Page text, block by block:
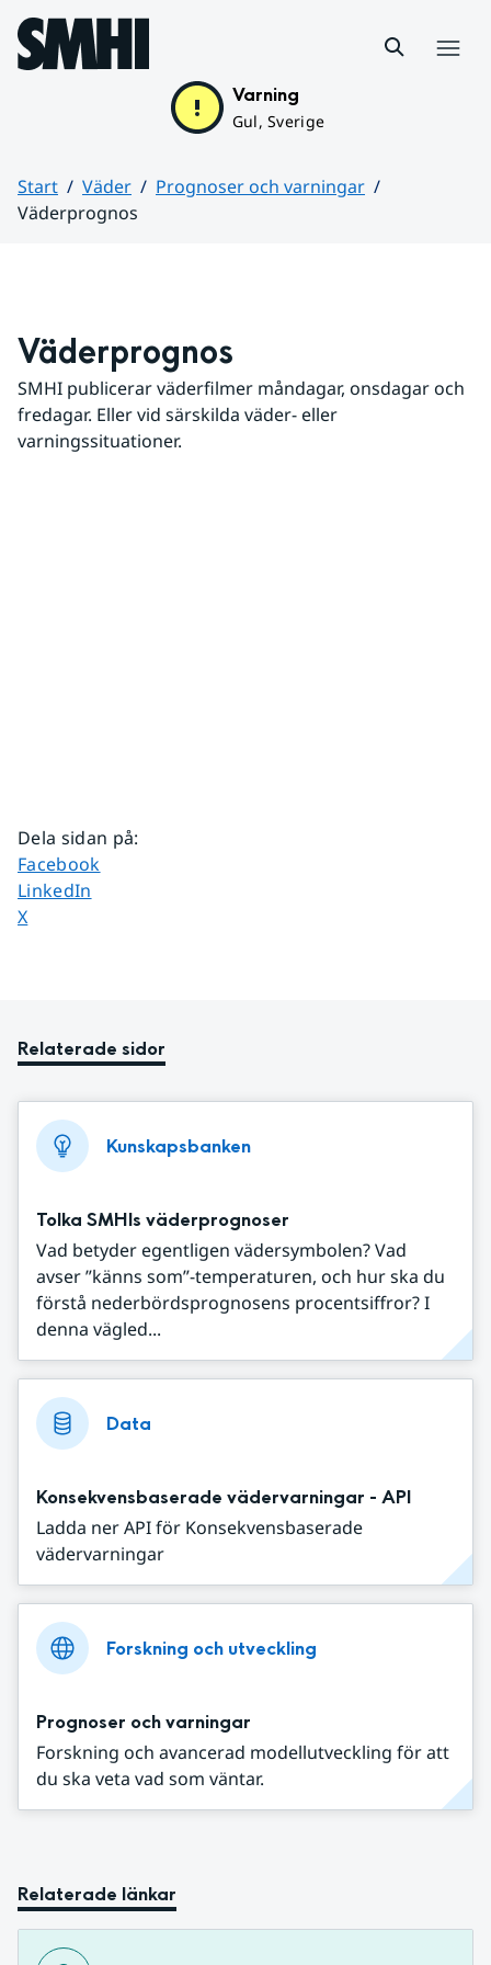
Hoppa till sidans innehåll
Varning
Gul, Sverige
Start Väder
Prognoser och varningar
Väderprognos
Väderprognos
SMHI publicerar väderfilmer måndagar, onsdagar och
fredagar. Eller vid särskilda väder- eller
varningssituationer.
Dela sidan på:
Dela sidan på
Facebook
Dela sidan på
LinkedIn
Dela sidan på
X
Relaterade sidor
Kunskapsbanken
Tolka SMHIs väderprognoser
Vad betyder egentligen vädersymbolen? Vad
avser ”känns som”-temperaturen, och hur ska du
förstå nederbördsprognosens procentsiffror? I
denna vägled...
Data
Konsekvensbaserade vädervarningar - API
Ladda ner API för Konsekvensbaserade
vädervarningar
Forskning och utveckling
Prognoser och varningar
Forskning och avancerad modellutveckling för att
du ska veta vad som väntar.
Relaterade länkar